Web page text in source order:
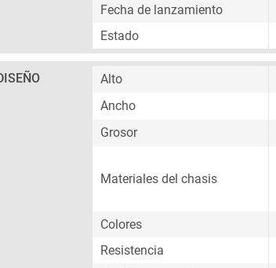
Fecha de lanzamiento
Estado
Alto
Ancho
Grosor
Materiales del chasis
Colores
Resistencia